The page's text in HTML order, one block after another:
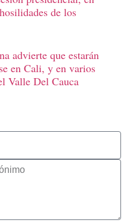
de los
advierte que estarán
en Cali, y en varios
Valle Del Cauca